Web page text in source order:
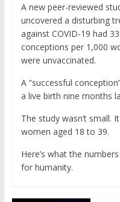
A new peer-reviewed
uncovered a disturbing
against COVID-19 had
conceptions per 1,000
were unvaccinated.
A “successful
a live birth nine months
The study wasn’t small.
women aged 18 to 39.
Here’s what the
for humanity.